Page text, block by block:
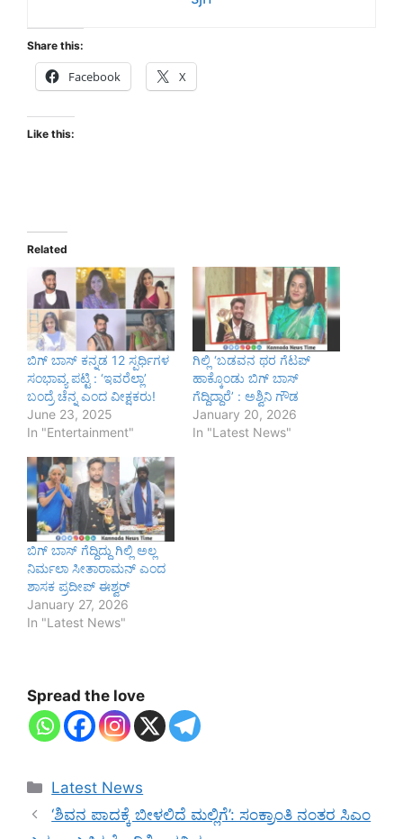
Share this:
Facebook X
Like this:
Related
ಬಿಗ್ ಬಾಸ್ ಕನ್ನಡ 12 ಸ್ಪರ್ಧಿಗಳ
ಸಂಭಾವ್ಯ ಪಟ್ಟಿ : ‘ಇವರೆಲ್ಲಾ’
ಬಂದ್ರೆ ಚೆನ್ನ ಎಂದ ವೀಕ್ಷಕರು!
June 23, 2025
In "Entertainment"
ಗಿಲ್ಲಿ ‘ಬಡವನ ಥರ ಗೆಟಪ್
ಹಾಕ್ಕೊಂಡು ಬಿಗ್ ಬಾಸ್
ಗೆದ್ದಿದ್ದಾರೆ’ : ಅಶ್ವಿನಿ ಗೌಡ
January 20, 2026
In "Latest News"
ಬಿಗ್ ಬಾಸ್ ಗೆದ್ದಿದ್ದು ಗಿಲ್ಲಿ ಅಲ್ಲ
ನಿರ್ಮಲಾ ಸೀತಾರಾಮನ್ ಎಂದ
ಶಾಸಕ ಪ್ರದೀಪ್ ಈಶ್ವರ್
January 27, 2026
In "Latest News"
Spread the love
Categories
Latest News
‘ಶಿವನ ಪಾದಕ್ಕೆ ಬೀಳಲಿದೆ ಮಲ್ಲಿಗೆ’: ಸಂಕ್ರಾಂತಿ ನಂತರ ಸಿಎಂ